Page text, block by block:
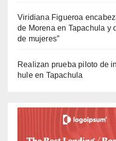
Viridiana Figueroa
de Morena en Tapachula y
de mujeres”
Realizan prueba piloto de
hule en Tapachula